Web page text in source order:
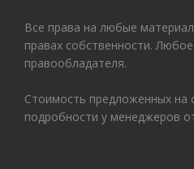
Все права на любые
правах собственности.
правообладателя.
Стоимость предложенных на
подробности у менеджеров